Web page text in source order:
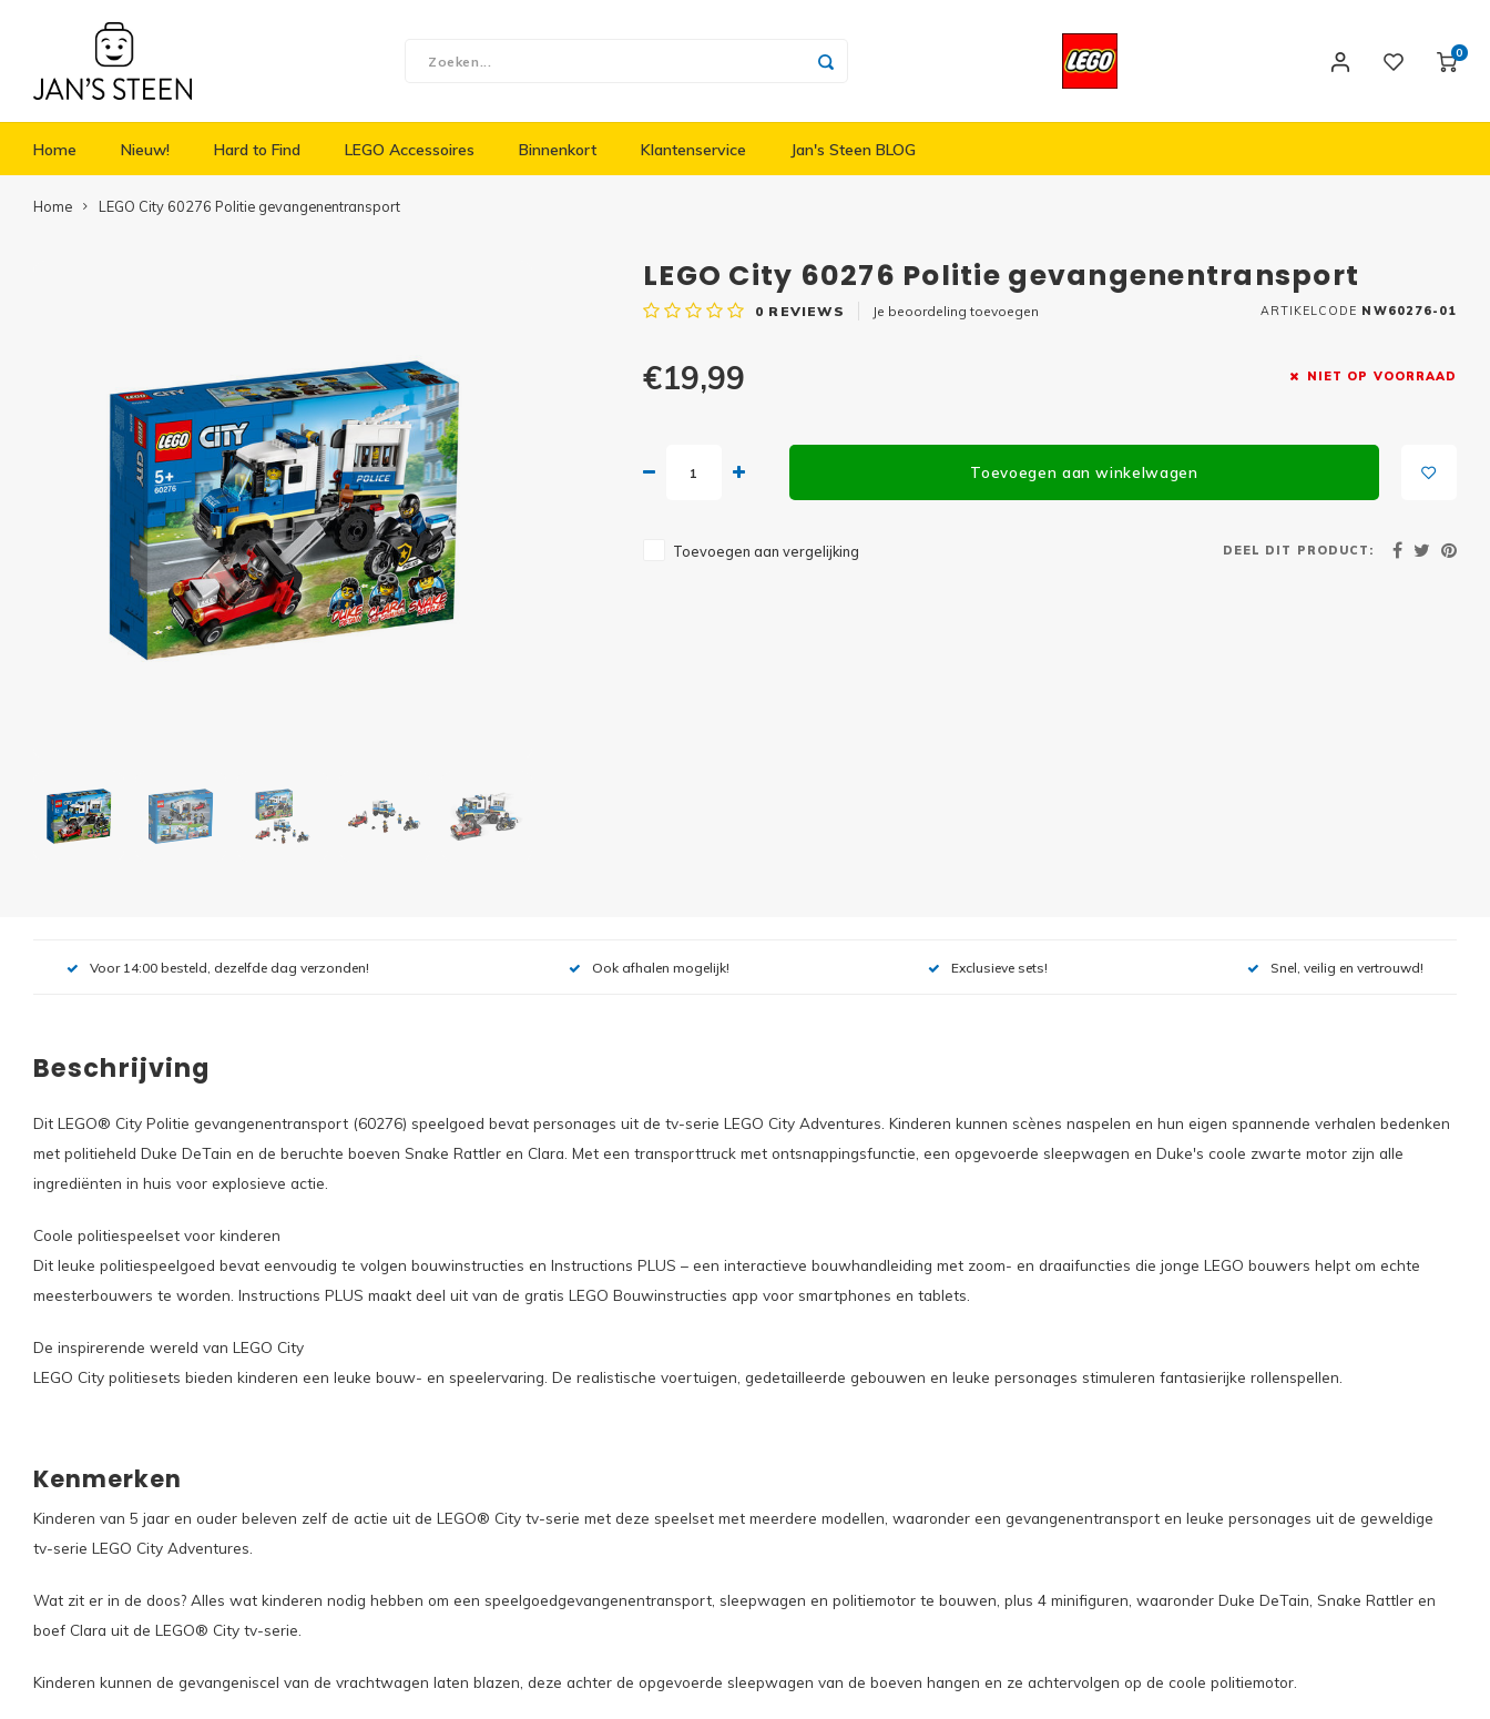
0
Home Nieuw! Hard to Find LEGO Accessoires Binnenkort Klantenservice Jan's Steen BLOG
Home LEGO City 60276 Politie gevangenentransport
LEGO City 60276 Politie gevangenentransport
0 REVIEWS Je beoordeling toevoegen ARTIKELCODE NW60276-01
€19,99 NIET OP VOORRAAD
Toevoegen aan winkelwagen
Toevoegen aan vergelijking DEEL DIT PRODUCT:
Voor 14:00 besteld, dezelfde dag verzonden! Ook afhalen mogelijk! Exclusieve sets! Snel, veilig en vertrouwd!
Beschrijving
Dit LEGO® City Politie gevangenentransport (60276) speelgoed bevat personages uit de tv-serie LEGO City Adventures. Kinderen kunnen scènes naspelen en hun eigen spannende verhalen bedenken
met politieheld Duke DeTain en de beruchte boeven Snake Rattler en Clara. Met een transporttruck met ontsnappingsfunctie, een opgevoerde sleepwagen en Duke's coole zwarte motor zijn alle
ingrediënten in huis voor explosieve actie.
Coole politiespeelset voor kinderen
Dit leuke politiespeelgoed bevat eenvoudig te volgen bouwinstructies en Instructions PLUS – een interactieve bouwhandleiding met zoom- en draaifuncties die jonge LEGO bouwers helpt om echte
meesterbouwers te worden. Instructions PLUS maakt deel uit van de gratis LEGO Bouwinstructies app voor smartphones en tablets.
De inspirerende wereld van LEGO City
LEGO City politiesets bieden kinderen een leuke bouw- en speelervaring. De realistische voertuigen, gedetailleerde gebouwen en leuke personages stimuleren fantasierijke rollenspellen.
Kenmerken
Kinderen van 5 jaar en ouder beleven zelf de actie uit de LEGO® City tv-serie met deze speelset met meerdere modellen, waaronder een gevangenentransport en leuke personages uit de geweldige
tv-serie LEGO City Adventures.
Wat zit er in de doos? Alles wat kinderen nodig hebben om een speelgoedgevangenentransport, sleepwagen en politiemotor te bouwen, plus 4 minifiguren, waaronder Duke DeTain, Snake Rattler en
boef Clara uit de LEGO® City tv-serie.
Kinderen kunnen de gevangeniscel van de vrachtwagen laten blazen, deze achter de opgevoerde sleepwagen van de boeven hangen en ze achtervolgen op de coole politiemotor.